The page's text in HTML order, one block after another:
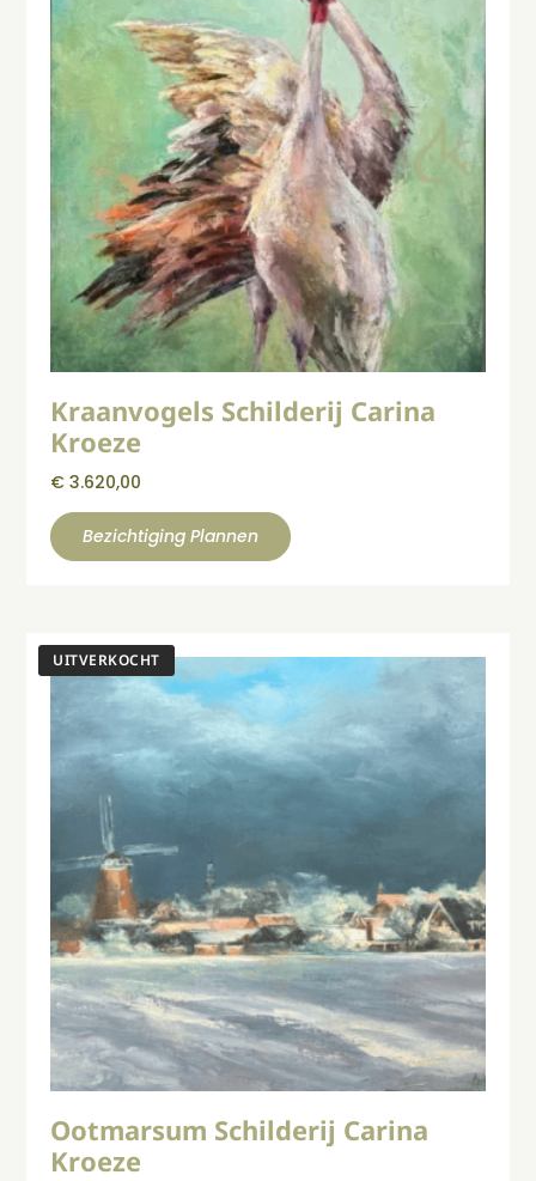
Kraanvogels Schilderij Carina
Kroeze
€ 3.620,00
Bezichtiging Plannen
Ootmarsum Schilderij Carina
Kroeze